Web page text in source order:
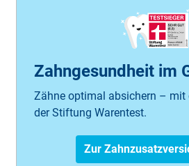
Zahngesundheit im
Zähne optimal absichern – mit
der Stiftung Warentest.
Zur